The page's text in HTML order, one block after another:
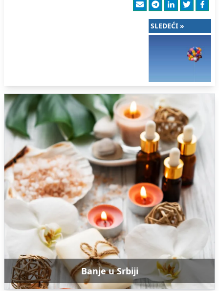
SLEDEĆI »
Banje u Srbiji